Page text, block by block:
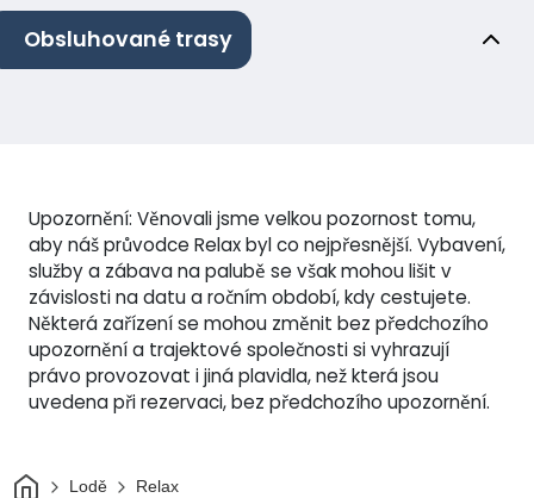
Obsluhované trasy
Upozornění: Věnovali jsme velkou pozornost tomu,
aby náš průvodce Relax byl co nejpřesnější. Vybavení,
služby a zábava na palubě se však mohou lišit v
závislosti na datu a ročním období, kdy cestujete.
Některá zařízení se mohou změnit bez předchozího
upozornění a trajektové společnosti si vyhrazují
právo provozovat i jiná plavidla, než která jsou
uvedena při rezervaci, bez předchozího upozornění.
DomovLodě Relax